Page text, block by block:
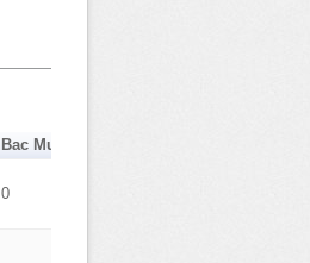
Bac Musique Danse
0